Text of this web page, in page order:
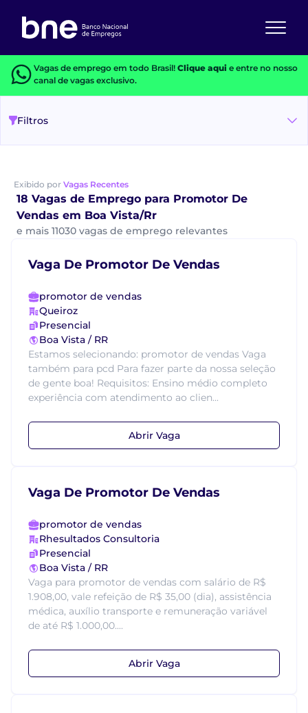
Vagas de emprego em todo Brasil! Clique aquie entre no nosso
canal de vagas exclusivo.
Filtros
Exibido por Vagas Recentes
18 Vagas de Emprego para Promotor De
Vendas em Boa Vista/Rr
e mais 11030 vagas de emprego relevantes
Vaga De Promotor De Vendas
promotor de vendas
Queiroz
Presencial
Boa Vista / RR
Estamos selecionando: promotor de vendas Vaga
também para pcd Para fazer parte da nossa seleção
de gente boa! Requisitos: Ensino médio completo
experiência com atendimento ao clien...
Abrir Vaga
Vaga De Promotor De Vendas
promotor de vendas
Rhesultados Consultoria
Presencial
Boa Vista / RR
Vaga para promotor de vendas com salário de R$
1.908,00, vale refeição de R$ 35,00 (dia), assistência
médica, auxílio transporte e remuneração variável
de até R$ 1.000,00....
Abrir Vaga